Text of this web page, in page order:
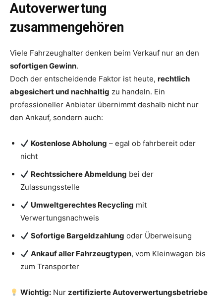
Autoverwertung
zusammengehören
Viele Fahrzeughalter denken beim Verkauf nur an den
sofortigen Gewinn.
Doch der entscheidende Faktor ist heute, rechtlich
abgesichert und nachhaltig zu handeln. Ein
professioneller Anbieter übernimmt deshalb nicht nur
den Ankauf, sondern auch:
Kostenlose Abholung – egal ob fahrbereit oder
nicht
Rechtssichere Abmeldung bei der
Zulassungsstelle
Umweltgerechtes Recycling mit
Verwertungsnachweis
Sofortige Bargeldzahlung oder Überweisung
Ankauf aller Fahrzeugtypen, vom Kleinwagen bis
zum Transporter
Wichtig: Nurzertifizierte Autoverwertungsbetriebe